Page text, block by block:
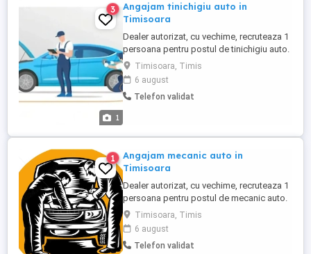
1
3
Angajam tinichigiu auto in
Timisoara
Dealer autorizat, cu vechime, recruteaza 1
persoana pentru postul de tinichigiu auto.
Experiență minimă în domeniu. Permis de
conducere Cat.B. Cei interesati îşi pot
transmite intentia aici in aplicatie, sau pot
obtine mai multe detalii la numărul de
Timisoara, Timis
6 august
Telefon validat
1
Angajam mecanic auto in
Timisoara
Dealer autorizat, cu vechime, recruteaza 1
persoana pentru postul de mecanic auto.
Experiență de 2 ani în domeniu. Permis de
conducere Cat.B. Cei interesati îşi pot
transmite intentia aici in aplicatie, sau pot
obtine mai multe detalii la numărul de
Timisoara, Timis
6 august
Telefon validat